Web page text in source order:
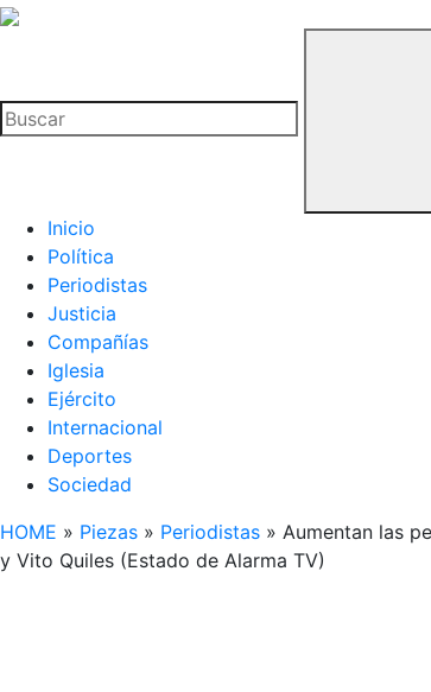
La
Buitre
Inicio
Política
Periodistas
Justicia
Compañías
Iglesia
Ejército
Internacional
Deportes
Sociedad
HOME » Piezas » Periodistas » Aumentan las
y Vito Quiles (Estado de Alarma TV)